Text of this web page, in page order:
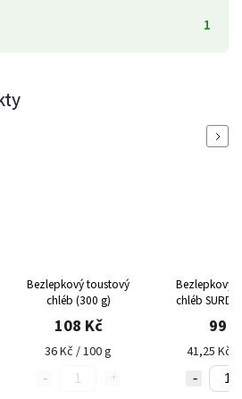
1
Bezlepkový toustový
chléb (300 g)
108 Kč
36 Kč / 100 g
Bezlepkový kváskový
chléb
(240
99
41,25 Kč /
Next